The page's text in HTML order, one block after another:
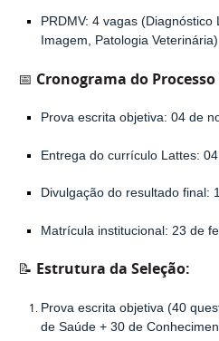
PRDMV: 4 vagas (Diagnóstico
Imagem, Patologia Veterinária).
📅 Cronograma do
Prova escrita objetiva: 04 de
Entrega do currículo Lattes:
Divulgação do resultado final :
Matrícula institucional : 23 de
📝 Estrutura da Seleção:
Prova escrita objetiva(40
de Saúde + 30 de